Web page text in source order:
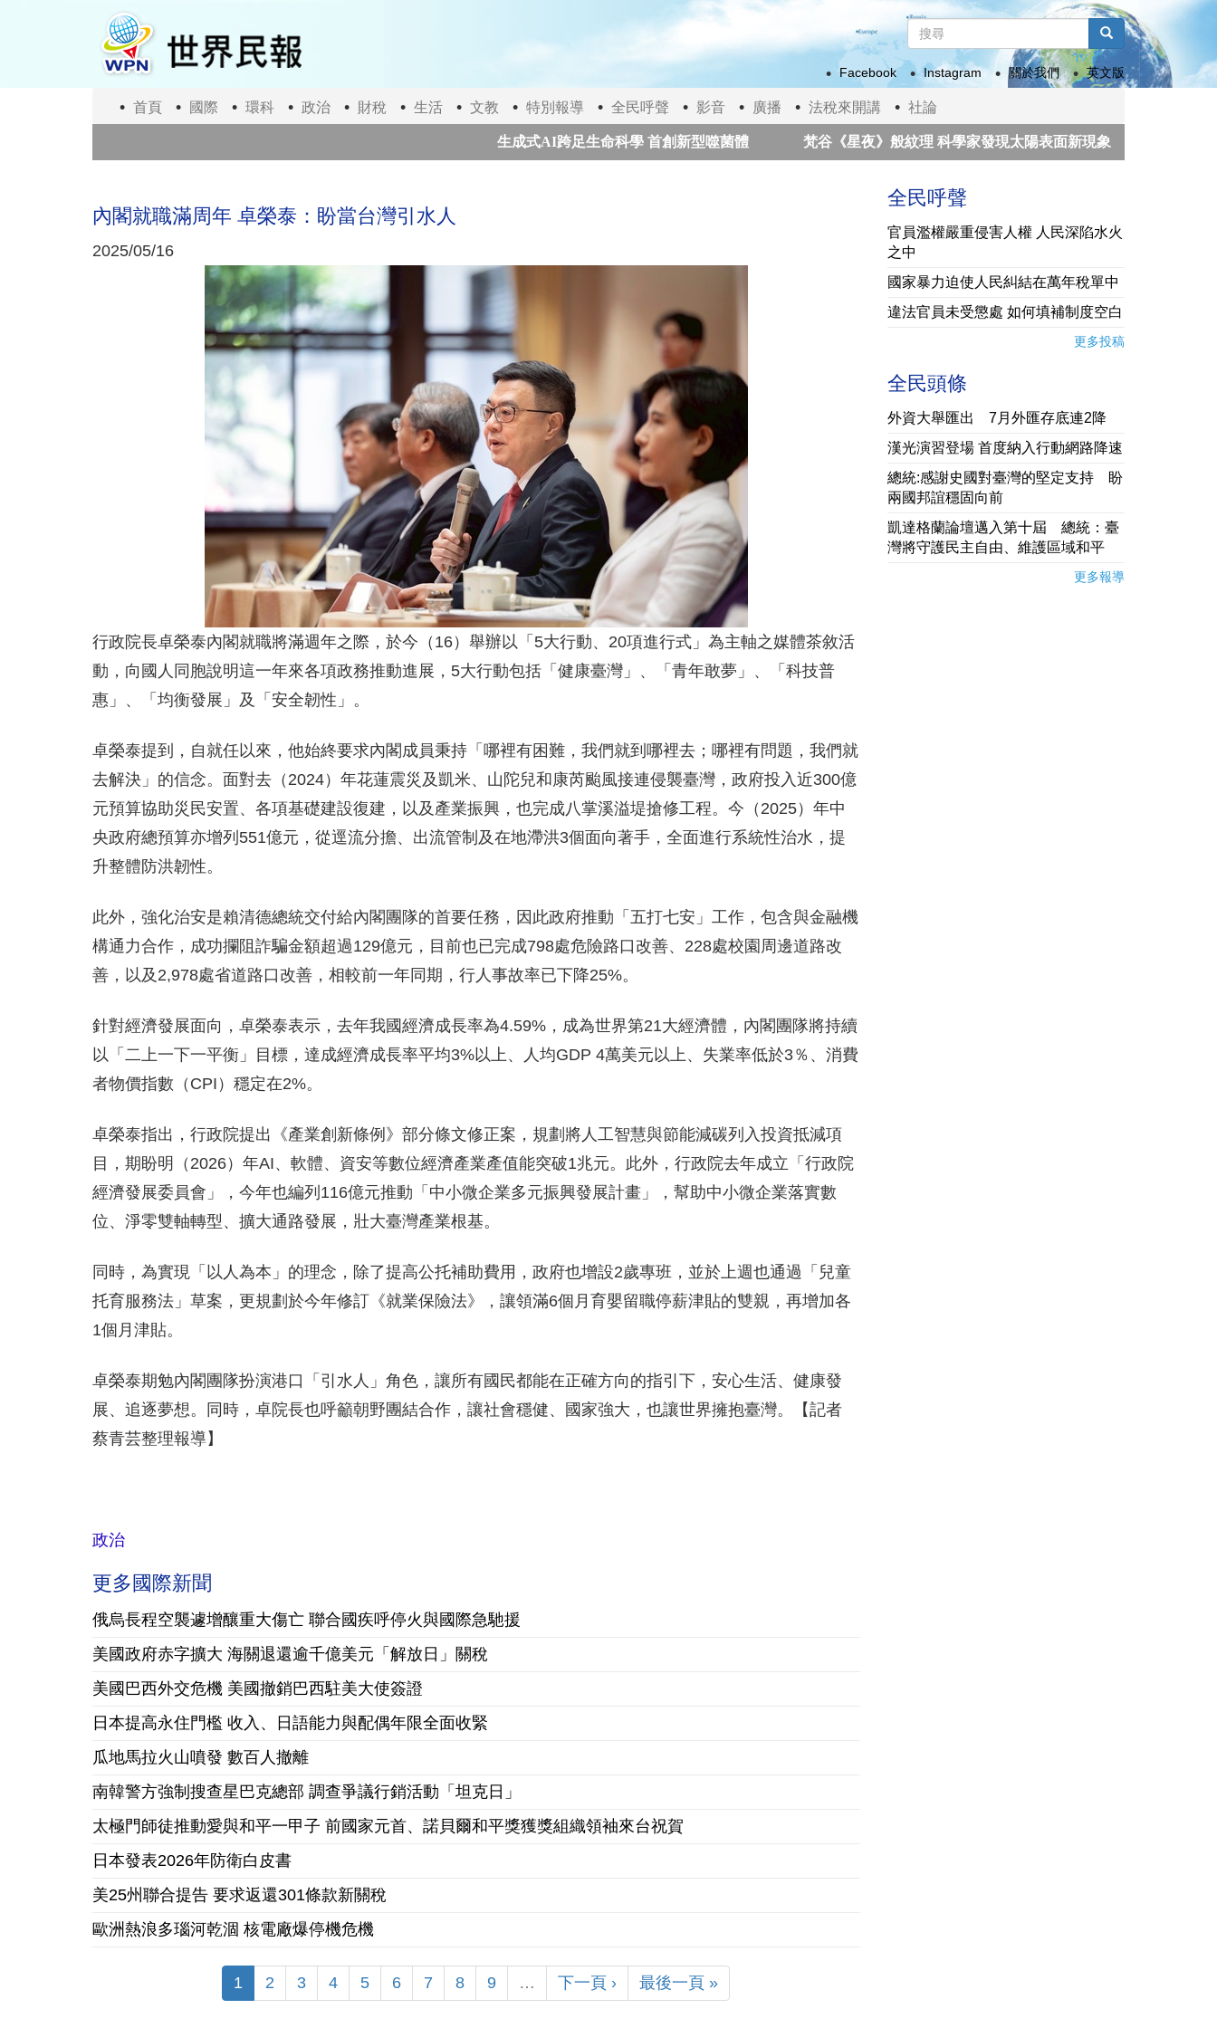
搜
尋
表
單
搜尋
Facebook
Instagram 關於我們 英文版
首頁 國際 環科 政治 財稅 生活 文教 特別報導 全民呼聲 影音 廣播 法稅來開講 社論
生成式AI跨足生命科學 首創新型噬菌體 梵谷《星夜》般紋理 科學家發現太陽表面新現象
內閣就職滿周年 卓榮泰：盼當台灣引水人
2025/05/16
行政院長卓榮泰內閣就職將滿週年之際，於今（16）舉辦以「5大行動、20項進行式」為主軸之媒體茶敘活
動，向國人同胞說明這一年來各項政務推動進展，5大行動包括「健康臺灣」、「青年敢夢」、「科技普
惠」、「均衡發展」及「安全韌性」。
卓榮泰提到，自就任以來，他始終要求內閣成員秉持「哪裡有困難，我們就到哪裡去；哪裡有問題，我們就
去解決」的信念。面對去（2024）年花蓮震災及凱米、山陀兒和康芮颱風接連侵襲臺灣，政府投入近300億
元預算協助災民安置、各項基礎建設復建，以及產業振興，也完成八掌溪溢堤搶修工程。今（2025）年中
央政府總預算亦增列551億元，從逕流分擔、出流管制及在地滯洪3個面向著手，全面進行系統性治水，提
升整體防洪韌性。
此外，強化治安是賴清德總統交付給內閣團隊的首要任務，因此政府推動「五打七安」工作，包含與金融機
構通力合作，成功攔阻詐騙金額超過129億元，目前也已完成798處危險路口改善、228處校園周邊道路改
善，以及2,978處省道路口改善，相較前一年同期，行人事故率已下降25%。
針對經濟發展面向，卓榮泰表示，去年我國經濟成長率為4.59%，成為世界第21大經濟體，內閣團隊將持續
以「二上一下一平衡」目標，達成經濟成長率平均3%以上、人均GDP 4萬美元以上、失業率低於3％、消費
者物價指數（CPI）穩定在2%。
卓榮泰指出，行政院提出《產業創新條例》部分條文修正案，規劃將人工智慧與節能減碳列入投資抵減項
目，期盼明（2026）年AI、軟體、資安等數位經濟產業產值能突破1兆元。此外，行政院去年成立「行政院
經濟發展委員會」，今年也編列116億元推動「中小微企業多元振興發展計畫」，幫助中小微企業落實數
位、淨零雙軸轉型、擴大通路發展，壯大臺灣產業根基。
同時，為實現「以人為本」的理念，除了提高公托補助費用，政府也增設2歲專班，並於上週也通過「兒童
托育服務法」草案，更規劃於今年修訂《就業保險法》，讓領滿6個月育嬰留職停薪津貼的雙親，再增加各
1個月津貼。
卓榮泰期勉內閣團隊扮演港口「引水人」角色，讓所有國民都能在正確方向的指引下，安心生活、健康發
展、追逐夢想。同時，卓院長也呼籲朝野團結合作，讓社會穩健、國家強大，也讓世界擁抱臺灣。【記者
蔡青芸整理報導】
政治
更多國際新聞
俄烏長程空襲遽增釀重大傷亡 聯合國疾呼停火與國際急馳援
美國政府赤字擴大 海關退還逾千億美元「解放日」關稅
美國巴西外交危機 美國撤銷巴西駐美大使簽證
日本提高永住門檻 收入、日語能力與配偶年限全面收緊
瓜地馬拉火山噴發 數百人撤離
南韓警方強制搜查星巴克總部 調查爭議行銷活動「坦克日」
太極門師徒推動愛與和平一甲子 前國家元首、諾貝爾和平獎獲獎組織領袖來台祝賀
日本發表2026年防衛白皮書
美25州聯合提告 要求返還301條款新關稅
歐洲熱浪多瑙河乾涸 核電廠爆停機危機
1 2 3 4 5 6 7 8 9 … 下一頁 › 最後一頁 »
全民呼聲
官員濫權嚴重侵害人權 人民深陷水火
之中
國家暴力迫使人民糾結在萬年稅單中
違法官員未受懲處 如何填補制度空白
更多投稿
全民頭條
外資大舉匯出 7月外匯存底連2降
漢光演習登場 首度納入行動網路降速
總統:感謝史國對臺灣的堅定支持 盼
兩國邦誼穩固向前
凱達格蘭論壇邁入第十屆 總統：臺
灣將守護民主自由、維護區域和平
更多報導